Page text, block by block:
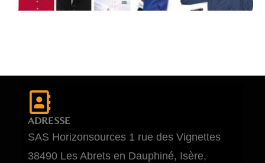
ADRESSE
SAS Horizonsources 1 rue des Vignettes
38490 Les Abrets en Dauphiné, Isère,